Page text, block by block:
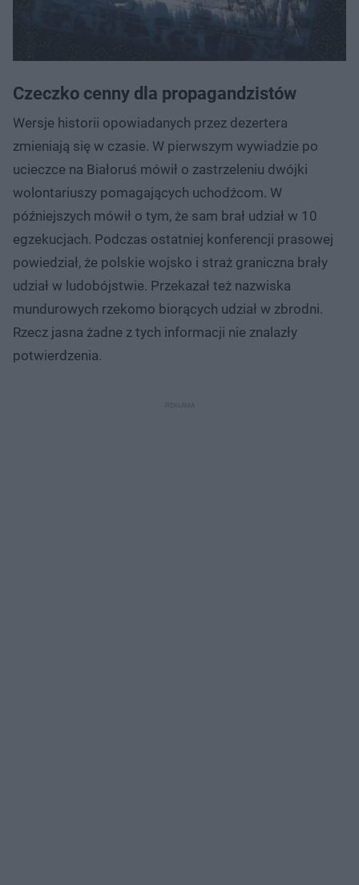
Czeczko cenny dla propagandzistów
Wersje historii opowiadanych przez dezertera
zmieniają się w czasie. W pierwszym wywiadzie po
ucieczce na Białoruś mówił o zastrzeleniu dwójki
wolontariuszy pomagających uchodźcom. W
późniejszych mówił o tym, że sam brał udział w 10
egzekucjach. Podczas ostatniej konferencji prasowej
powiedział, że polskie wojsko i straż graniczna brały
udział w ludobójstwie. Przekazał też nazwiska
mundurowych rzekomo biorących udział w zbrodni.
Rzecz jasna żadne z tych informacji nie znalazły
potwierdzenia.